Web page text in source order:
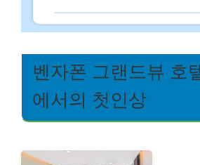
벤자폰 그랜드뷰 호
에서의 첫인상